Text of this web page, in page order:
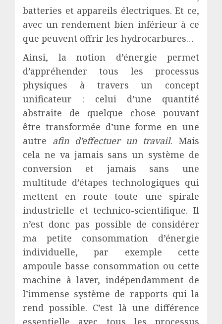
batteries et appareils électriques. Et ce,
avec un rendement bien inférieur à ce
que peuvent offrir les hydrocarbures…
Ainsi, la notion d’énergie permet
d’appréhender tous les processus
physiques à travers un concept
unificateur : celui d’une quantité
abstraite de quelque chose pouvant
être transformée d’une forme en une
autre afin d’effectuer un travail. Mais
cela ne va jamais sans un système de
conversion et jamais sans une
multitude d’étapes technologiques qui
mettent en route toute une spirale
industrielle et technico-scientifique. Il
n’est donc pas possible de considérer
ma petite consommation d’énergie
individuelle, par exemple cette
ampoule basse consommation ou cette
machine à laver, indépendamment de
l’immense système de rapports qui la
rend possible. C’est là une différence